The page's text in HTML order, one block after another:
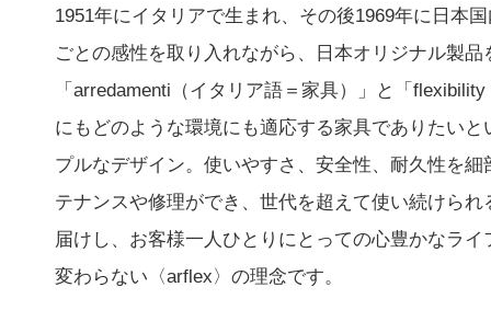
1951年にイタリアで生まれ、その後1969年に日本
ごとの感性を取り入れながら、日本オリジナル製
「arredamenti（イタリア語＝家具）」と「
にもどのような環境にも適応する家具でありたい
プルなデザイン。使いやすさ、安全性、耐久性を
テナンスや修理ができ、世代を超えて使い続けら
届けし、お客様一人ひとりにとっての心豊かなラ
変わらない〈arflex〉の理念です。